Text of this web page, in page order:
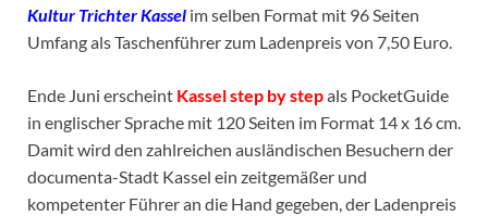
Kultur Trichter Kassel im selben Format mit 96 Seiten
Umfang als Taschenführer zum Ladenpreis von 7,50 Euro.
Ende Juni erscheint Kassel step by stepals PocketGuide
in englischer Sprache mit 120 Seiten im Format 14 x 16 cm.
Damit wird den zahlreichen ausländischen Besuchern der
documenta-Stadt Kassel ein zeitgemäßer und
kompetenter Führer an die Hand gegeben, der Ladenpreis